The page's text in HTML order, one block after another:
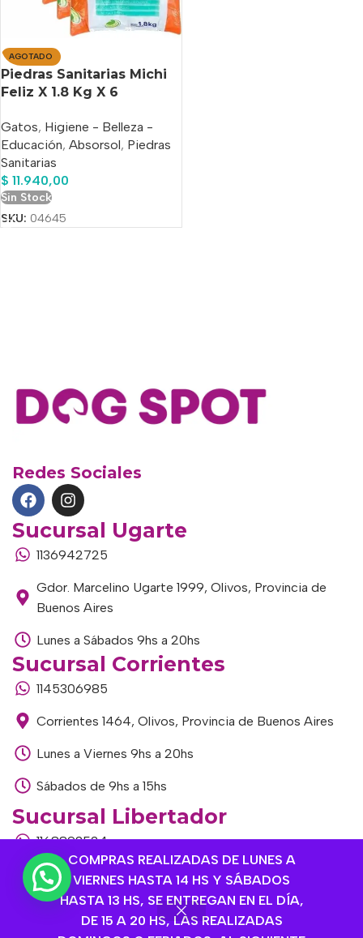
COMPRAS REALIZADAS DE LUNES A
VIERNES HASTA 14 HS Y SÁBADOS
HASTA 13 HS, SE ENTREGAN EN EL DÍA,
DE 15 A 20 HS, LAS REALIZADAS
AGOTADO
Piedras Sanitarias Michi
Feliz X 1.8 Kg X 6
Gatos, Higiene - Belleza -
Educación, Absorsol, Piedras
Sanitarias
$ 11.940,00
Sin Stock
SKU: 04645
Redes Sociales
Sucursal Ugarte
1136942725
Gdor. Marcelino Ugarte 1999, Olivos, Provincia de
Buenos Aires
Lunes a Sábados 9hs a 20hs
Sucursal Corrientes
1145306985
Corrientes 1464, Olivos, Provincia de Buenos Aires
Lunes a Viernes 9hs a 20hs
Sábados de 9hs a 15hs
Sucursal Libertador
1168893524
Av. del Libertador 1915, Vte. López, Provincia de
Buenos Aires
Lunes a Viernes de 9hs a 13hs / 16hs a 20hs